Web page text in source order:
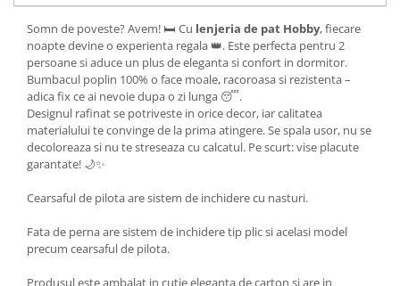
Somn de poveste? Avem! 🛏️ Cu lenjeria de pat Hobby, fiecare
noapte devine o experienta regala 👑. Este perfecta pentru 2
persoane si aduce un plus de eleganta si confort in dormitor.
Bumbacul poplin 100% o face moale, racoroasa si rezistenta –
adica fix ce ai nevoie dupa o zi lunga 😴.
Designul rafinat se potriveste in orice decor, iar calitatea
materialului te convinge de la prima atingere. Se spala usor, nu se
decoloreaza si nu te streseaza cu calcatul. Pe scurt: vise placute
garantate! 🌙✨
Cearsaful de pilota are sistem de inchidere cu nasturi.
Fata de perna are sistem de inchidere tip plic si acelasi model
precum cearsaful de pilota.